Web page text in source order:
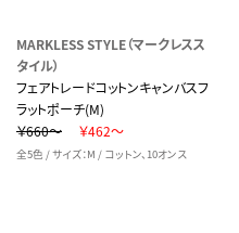
MARKLESS STYLE（マークレスス
タイル）
フェアトレードコットンキャンバスフ
ラットポーチ(M)
￥660～
￥462～
全5色 / サイズ：M / コットン、10オンス